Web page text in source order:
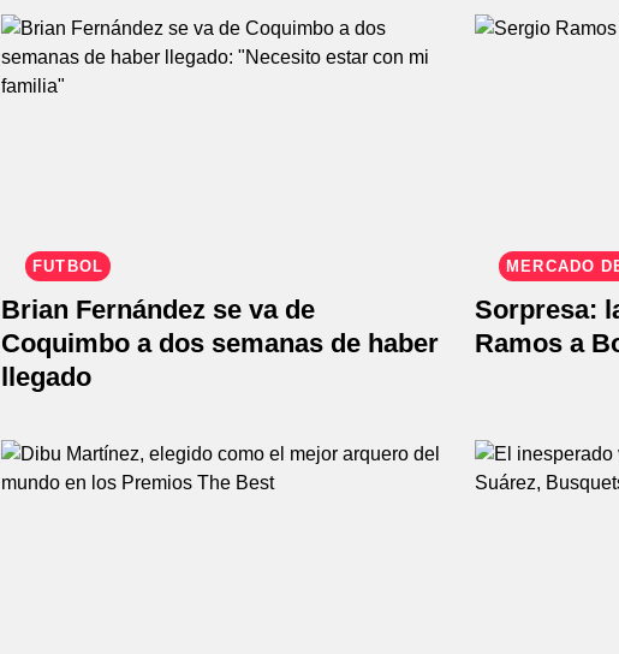
FÚTBOL
Brian Fernández se va de
Coquimbo a dos semanas de haber
llegado
MERCADO
Sorpresa:
Ramos a